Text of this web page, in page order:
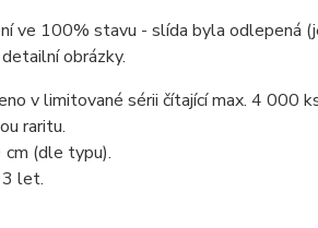
ve 100% stavu - slída byla odlepená
obrázky.
v limitované sérii čítající max. 4 000
raritu.
(dle typu).
3 let.